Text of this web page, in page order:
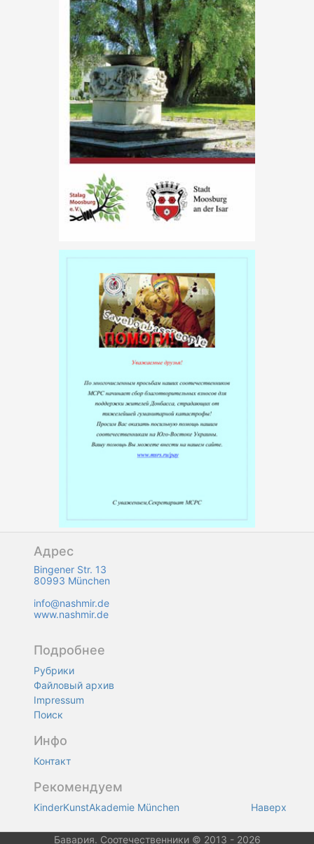
Адрес
Bingener Str. 13
80993 München
info@nashmir.de
www.nashmir.de
Подробнее
Рубрики
Файловый архив
Impressum
Поиск
Инфо
Контакт
Рекомендуем
KinderKunstAkademie München Наверх
Бавария. Соотечественники © 2013 - 2026